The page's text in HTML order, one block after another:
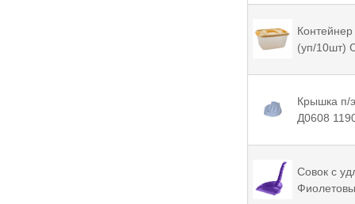
(уп/10шт)
Крышка п/
Д0608
Совок с